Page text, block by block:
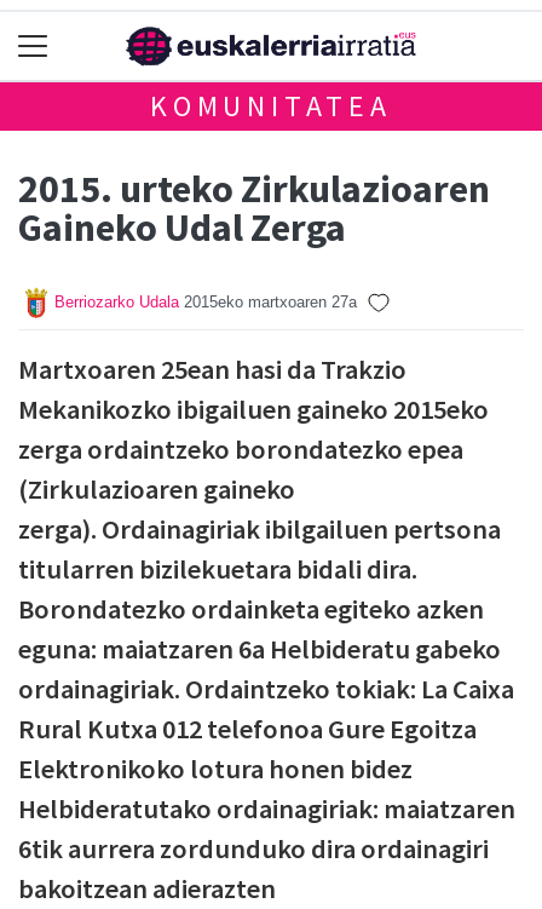
KOMUNITATEA
2015. urteko Zirkulazioaren
Gaineko Udal Zerga
Berriozarko Udala 2015eko martxoaren 27a
Martxoaren 25ean hasi da Trakzio
Mekanikozko ibigailuen gaineko 2015eko
zerga ordaintzeko borondatezko epea
(Zirkulazioaren gaineko
zerga). Ordainagiriak ibilgailuen pertsona
titularren bizilekuetara bidali dira.
Borondatezko ordainketa egiteko azken
eguna: maiatzaren 6a Helbideratu gabeko
ordainagiriak. Ordaintzeko tokiak: La Caixa
Rural Kutxa 012 telefonoa Gure Egoitza
Elektronikoko lotura honen bidez
Helbideratutako ordainagiriak: maiatzaren
6tik aurrera zordunduko dira ordainagiri
bakoitzean adierazten